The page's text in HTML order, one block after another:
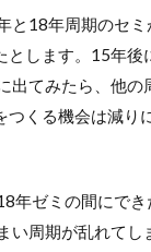
と18年周期のセ
とします。15年
出てみたら、他の
つくる機会は減り
年ゼミの間にで
い周期が乱れてし